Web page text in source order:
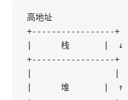
高地址
+-----------------+
|      栈       |  ↓
+-----------------+
|      堆       |  ↑